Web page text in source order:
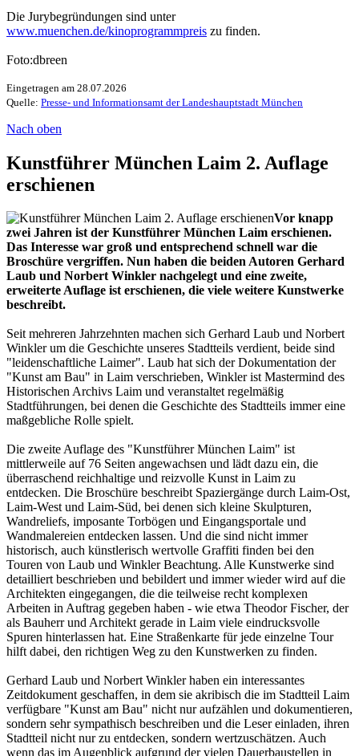
Die Jurybegründungen sind unter
www.muenchen.de/kinoprogrammpreis zu finden.
Foto:dbreen
Eingetragen am 28.07.2026
Quelle: Presse- und Informationsamt der Landeshauptstadt München
Nach oben
Kunstführer München Laim 2. Auflage
erschienen
Vor knapp
zwei Jahren ist der Kunstführer München Laim erschienen.
Das Interesse war groß und entsprechend schnell war die
Broschüre vergriffen. Nun haben die beiden Autoren Gerhard
Laub und Norbert Winkler nachgelegt und eine zweite,
erweiterte Auflage ist erschienen, die viele weitere Kunstwerke
beschreibt.
Seit mehreren Jahrzehnten machen sich Gerhard Laub und Norbert
Winkler um die Geschichte unseres Stadtteils verdient, beide sind
"leidenschaftliche Laimer". Laub hat sich der Dokumentation der
"Kunst am Bau" in Laim verschrieben, Winkler ist Mastermind des
Historischen Archivs Laim und veranstaltet regelmäßig
Stadtführungen, bei denen die Geschichte des Stadtteils immer eine
maßgebliche Rolle spielt.
Die zweite Auflage des "Kunstführer München Laim" ist
mittlerweile auf 76 Seiten angewachsen und lädt dazu ein, die
überraschend reichhaltige und reizvolle Kunst in Laim zu
entdecken. Die Broschüre beschreibt Spaziergänge durch Laim-Ost,
Laim-West und Laim-Süd, bei denen sich kleine Skulpturen,
Wandreliefs, imposante Torbögen und Eingangsportale und
Wandmalereien entdecken lassen. Und die sind nicht immer
historisch, auch künstlerisch wertvolle Graffiti finden bei den
Touren von Laub und Winkler Beachtung. Alle Kunstwerke sind
detailliert beschrieben und bebildert und immer wieder wird auf die
Architekten eingegangen, die die teilweise recht komplexen
Arbeiten in Auftrag gegeben haben - wie etwa Theodor Fischer, der
als Bauherr und Architekt gerade in Laim viele eindrucksvolle
Spuren hinterlassen hat. Eine Straßenkarte für jede einzelne Tour
hilft dabei, den richtigen Weg zu den Kunstwerken zu finden.
Gerhard Laub und Norbert Winkler haben ein interessantes
Zeitdokument geschaffen, in dem sie akribisch die im Stadtteil Laim
verfügbare "Kunst am Bau" nicht nur aufzählen und dokumentieren,
sondern sehr sympathisch beschreiben und die Leser einladen, ihren
Stadtteil nicht nur zu entdecken, sondern wertzuschätzen. Auch
wenn das im Augenblick aufgrund der vielen Dauerbaustellen in